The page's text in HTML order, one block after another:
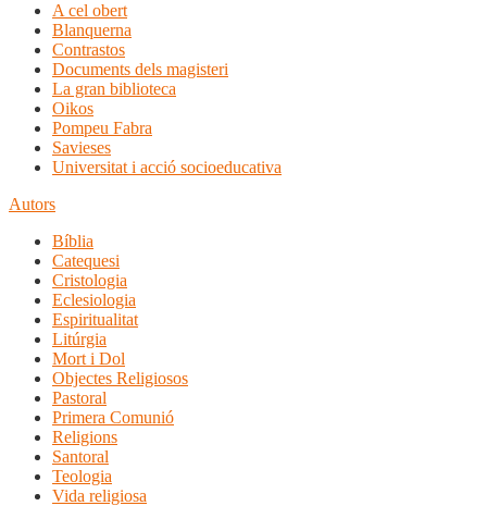
A cel obert
Blanquerna
Contrastos
Documents dels magisteri
La gran biblioteca
Oikos
Pompeu Fabra
Savieses
Universitat i acció socioeducativa
Autors
Bíblia
Catequesi
Cristologia
Eclesiologia
Espiritualitat
Litúrgia
Mort i Dol
Objectes Religiosos
Pastoral
Primera Comunió
Religions
Santoral
Teologia
Vida religiosa